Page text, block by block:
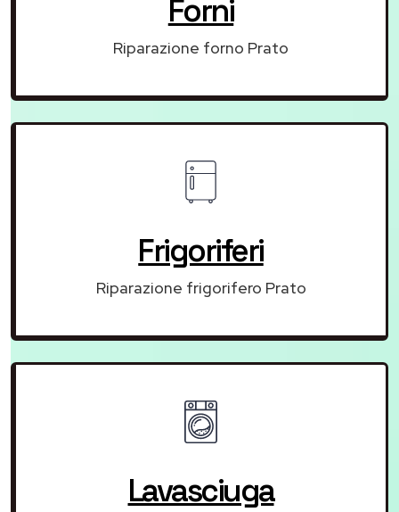
Forni
Riparazione forno Prato
Frigoriferi
Riparazione frigorifero Prato
Lavasciuga